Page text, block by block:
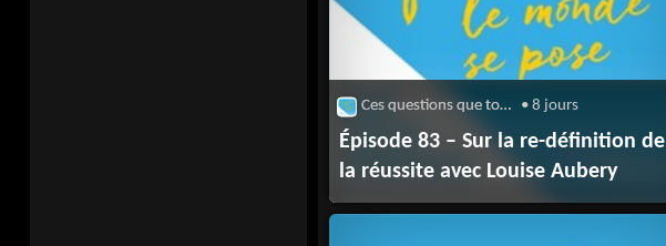
Ces questions que tout le monde se pose • 8 jours
Épisode 83 – Sur la re-définition de
la réussite avec Louise Aubery